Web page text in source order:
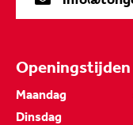
Openingstijden
Maandag
Dinsdag